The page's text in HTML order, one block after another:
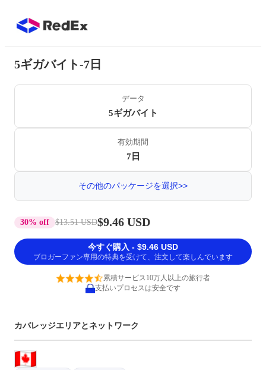
5ギガバイト-7日
データ
5ギガバイト
有効期間
7日
その他のパッケージを選択>>
30% off $13.51 USD$9.46 USD
今すぐ購入 - $9.46 USD
ブロガーファン専用の特典を受けて、注文して楽しんでいます
累積サービス10万人以上の旅行者
支払いプロセスは安全です
カバレッジエリアとネットワーク